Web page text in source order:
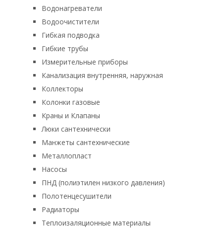
Водонагреватели
Водоочистители
Гибкая подводка
Гибкие трубы
Измерительные приборы
Канализация внутренняя, наружная
Коллекторы
Колонки газовые
Краны и Клапаны
Люки сантехнически
Манжеты сантехнические
Металлопласт
Насосы
ПНД (полиэтилен низкого давления)
Полотенцесушители
Радиаторы
Теплоизаляционные материалы